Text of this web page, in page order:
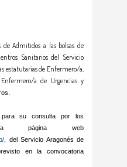
de Admitidos a las bolsas de
Sanitarios del Servicio
estatutarias de Enfermero/a,
a de Urgencias y
su consulta por los
página web
, del Servicio Aragonés de
en la convocatoria